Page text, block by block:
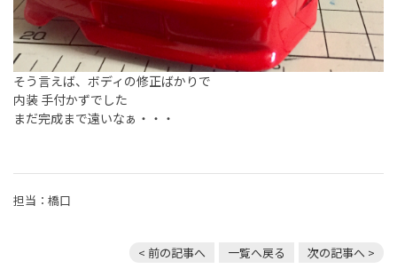
そう言えば、ボディの修正ばかりで
内装 手付かずでした
まだ完成まで遠いなぁ・・・
担当：橋口
< 前の記事へ 一覧へ戻る 次の記事へ >